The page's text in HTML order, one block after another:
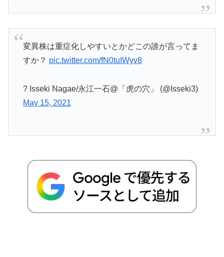
変異株は重症化しやすいとかどこの誰が言ってま
すか？ pic.twitter.com/fN0tuIWyv8
? Isseki Nagae/永江一石@「虎の穴」 (@Isseki3)
May 15, 2021